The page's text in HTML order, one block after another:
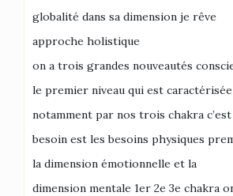
globalité dans sa dimension je rêve
approche holistique
on a trois grandes nouveautés
le premier niveau qui est caractérisée
notamment par nos trois chakra
besoin est les besoins physiques
la dimension émotionnelle et la
dimension mentale 1er 2e 3e chakra